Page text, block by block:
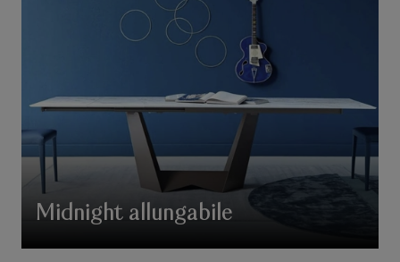
Midnight allungabile